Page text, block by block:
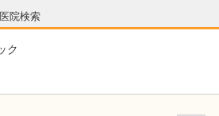
院検索
ク